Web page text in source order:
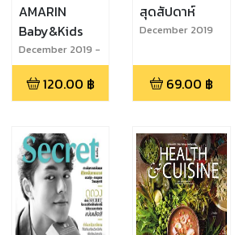
AMARIN
Baby&Kids
December 2019 -
January 2020
120.00 ฿
สุดสัปดาห์
December 2019
69.00 ฿